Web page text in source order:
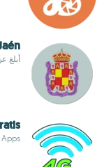
أبلغ